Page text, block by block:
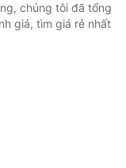
chúng tôi đã tổng
giá, tìm giá rẻ nhất